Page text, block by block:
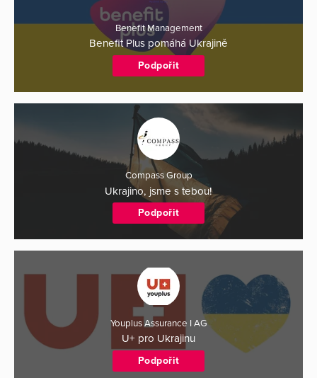
Benefit Management
Benefit Plus pomáhá Ukrajině
Podpořit
Compass Group
Ukrajino, jsme s tebou!
Podpořit
Youplus Assurance I AG
U+ pro Ukrajinu
Podpořit